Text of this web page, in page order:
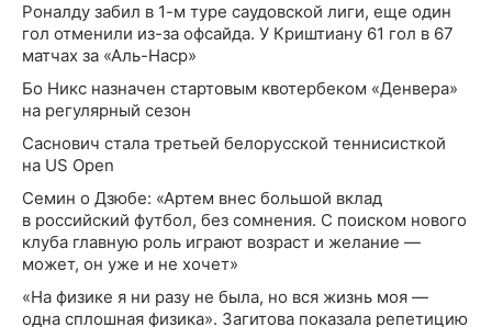
Роналду забил в 1-м туре саудовской лиги, еще один
гол отменили из-за офсайда. У Криштиану 61 гол в 67
матчах за «Аль-Наср»
Бо Никс назначен стартовым квотербеком «Денвера»
на регулярный сезон
Саснович стала третьей белорусской теннисисткой
на US Open
Семин о Дзюбе: «Артем внес большой вклад
в российский футбол, без сомнения. С поиском нового
клуба главную роль играют возраст и желание —
может, он уже и не хочет»
«На физике я ни разу не была, но вся жизнь моя —
одна сплошная физика». Загитова показала репетицию